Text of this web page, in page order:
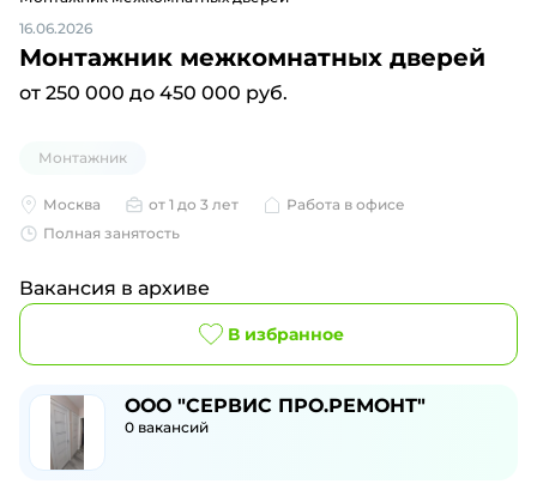
16.06.2026
Монтажник межкомнатных дверей
от 250 000 до 450 000 руб.
Монтажник
Москва от 1 до 3 лет
Работа в офисе
Полная занятость
Вакансия в архиве
В избранное
ООО "СЕРВИС ПРО.РЕМОНТ"
0 вакансий